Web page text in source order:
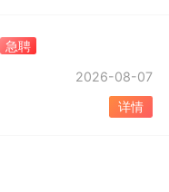
急聘
2026-08-07
详情